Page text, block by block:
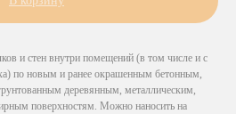
и стен внутри помещений (в том числе и с
по новым и ранее окрашенным бетонным,
деревянным, металлическим,
поверхностям. Можно наносить на